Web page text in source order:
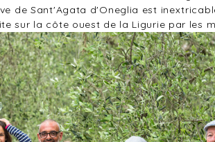
de Sant'Agata d'Oneglia est
sur la côte ouest de la Ligurie par les